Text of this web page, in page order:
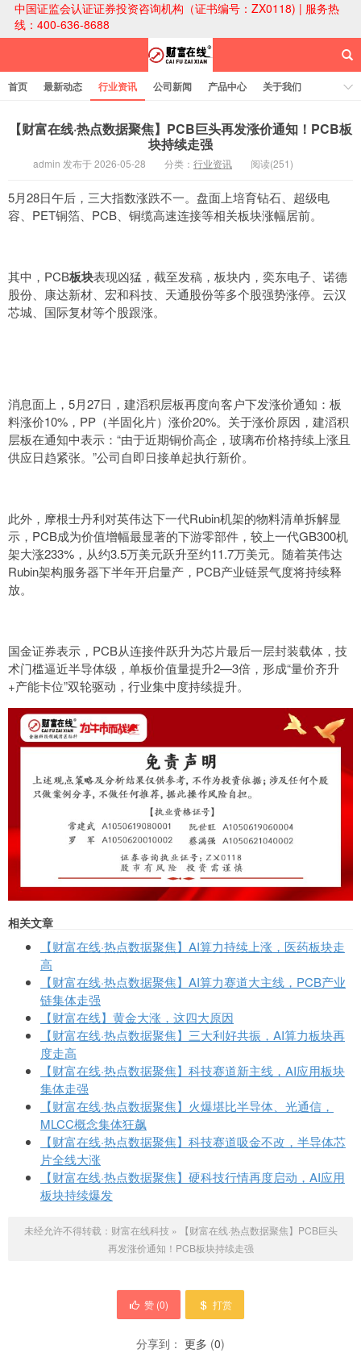
中国证监会认证证券投资咨询机构（证书编号：ZX0118) | 服务热
线：400-636-8688
财富在线科技
首页 最新动态 行业资讯 公司新闻 产品中心
关于我们
【财富在线·热点数据聚焦】PCB巨头再发涨价通知！PCB板
块持续走强
admin 发布于 2026-05-28 分类： 行业资讯 阅读(251)
5月28日午后，三大指数涨跌不一。盘面上培育钻石、超级电
容、PET铜箔、PCB、铜缆高速连接等相关板块涨幅居前。
其中，PCB板块表现凶猛，截至发稿，板块内，奕东电子、诺德
股份、康达新材、宏和科技、天通股份等多个股强势涨停。云汉
芯城、国际复材等个股跟涨。
消息面上，5月27日，建滔积层板再度向客户下发涨价通知：板
料涨价10%，PP（半固化片）涨价20%。关于涨价原因，建滔积
层板在通知中表示：“由于近期铜价高企，玻璃布价格持续上涨且
供应日趋紧张。”公司自即日接单起执行新价。
此外，摩根士丹利对英伟达下一代Rubin机架的物料清单拆解显
示，PCB成为价值增幅最显著的下游零部件，较上一代GB300机
架大涨233%，从约3.5万美元跃升至约11.7万美元。随着英伟达
Rubin架构服务器下半年开启量产，PCB产业链景气度将持续释
放。
国金证券表示，PCB从连接件跃升为芯片最后一层封装载体，技
术门槛逼近半导体级，单板价值量提升2—3倍，形成“量价齐升
+产能卡位”双轮驱动，行业集中度持续提升。
相关文章
【财富在线·热点数据聚焦】AI算力持续上涨，医药板块走
高
【财富在线·热点数据聚焦】AI算力赛道大主线，PCB产业
链集体走强
【财富在线】黄金大涨，这四大原因
【财富在线·热点数据聚焦】三大利好共振，AI算力板块再
度走高
【财富在线·热点数据聚焦】科技赛道新主线，AI应用板块
集体走强
【财富在线·热点数据聚焦】火爆堪比半导体、光通信，
MLCC概念集体狂飙
【财富在线·热点数据聚焦】科技赛道吸金不改，半导体芯
片全线大涨
【财富在线·热点数据聚焦】硬科技行情再度启动，AI应用
板块持续爆发
未经允许不得转载： 财富在线科技 »
【财富在线·热点数据聚焦】PCB巨头
再发涨价通知！PCB板块持续走强
赞 (0) 打赏
分享到： 更多 (0)